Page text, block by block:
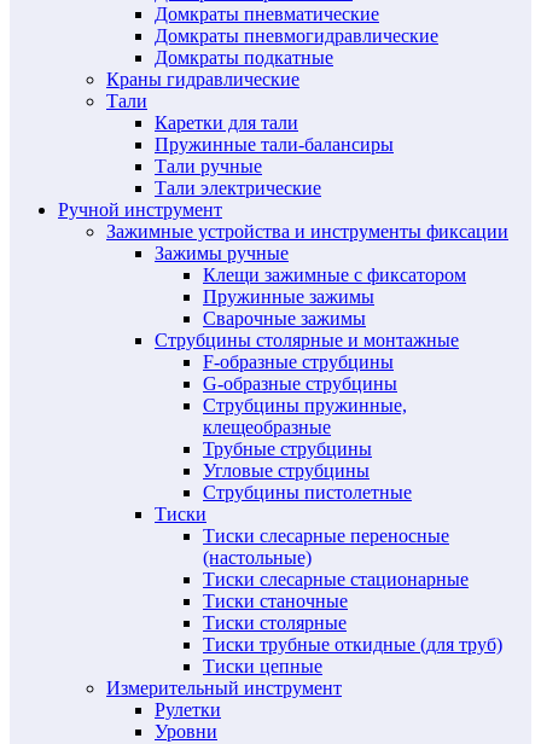
Домкраты пневматические
Домкраты пневмогидравлические
Домкраты подкатные
Краны гидравлические
Тали
Каретки для тали
Пружинные тали-балансиры
Тали ручные
Тали электрические
Ручной инструмент
Зажимные устройства и инструменты фиксации
Зажимы ручные
Клещи зажимные с фиксатором
Пружинные зажимы
Сварочные зажимы
Струбцины столярные и монтажные
F-образные струбцины
G-образные струбцины
Струбцины пружинные,
клещеобразные
Трубные струбцины
Угловые струбцины
Струбцины пистолетные
Тиски
Тиски слесарные переносные
(настольные)
Тиски слесарные стационарные
Тиски станочные
Тиски столярные
Тиски трубные откидные (для труб)
Тиски цепные
Измерительный инструмент
Рулетки
Уровни